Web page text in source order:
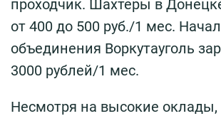
проходчик. Шахтёры в
от 400 до 500 руб./1 мес.
объединения Воркутауголь
3000 рублей/1 мес.
Несмотря на высокие оклады,